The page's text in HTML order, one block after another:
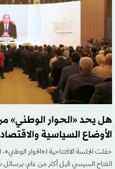
هل يحد «الحوار الوطني»
الأوضاع السياسية
حفلت الجلسة الافتتاحية لـ«الحوار
الفتاح السيسي قبل أكثر من عام، برسائل